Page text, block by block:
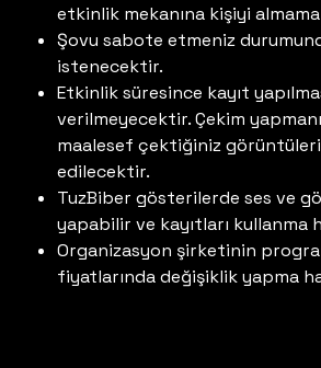
etkinlik mekanına kişiyi
Şovu sabote etmeniz
istenecektir.
Etkinlik süresince kayıt
verilmeyecektir. Çekim
maalesef çektiğiniz
edilecektir.
TuzBiber gösterilerde ses ve
yapabilir ve kayıtları kullanma
Organizasyon şirketinin
fiyatlarında değişiklik yapma